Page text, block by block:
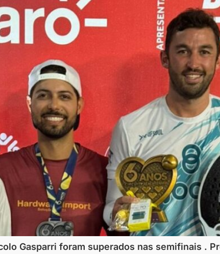
Gasparri foram superados nas semifinais .